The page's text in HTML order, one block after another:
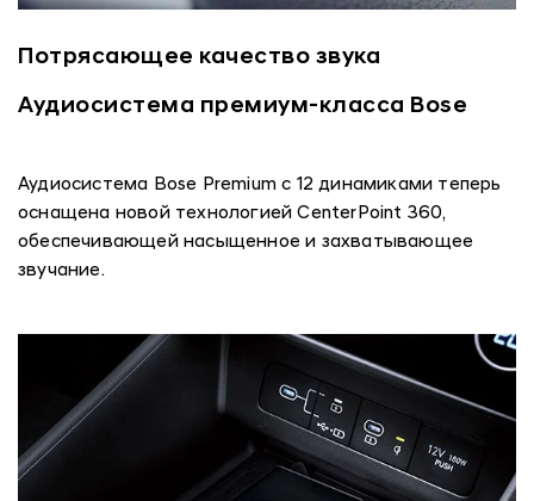
Потрясающее качество звука
Аудиосистема премиум-класса Bose
Аудиосистема Bose Premium с 12 динамиками теперь
оснащена новой технологией CenterPoint 360,
обеспечивающей насыщенное и захватывающее
звучание.